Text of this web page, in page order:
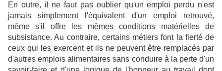
En outre, il ne faut pas oublier qu'un emploi perdu n'est
jamais simplement l'équivalent d'un emploi retrouvé,
même s'il offre les mêmes conditions matérielles de
subsistance. Au contraire, certains métiers font la fierté de
ceux qui les exercent et ils ne peuvent être remplacés par
d'autres emplois alimentaires sans conduire à la perte d'un